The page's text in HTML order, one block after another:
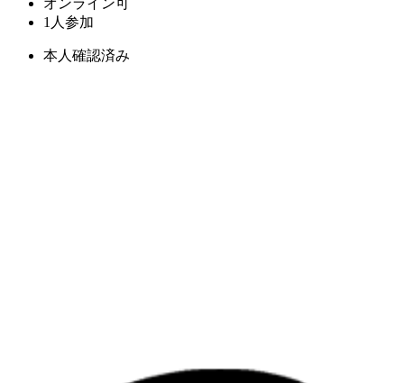
1人参加
本人確認済み